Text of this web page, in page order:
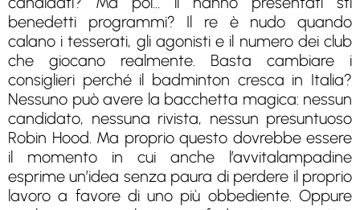
benedetti programmi? Il re è nudo quando
calano i tesserati, gli agonisti e il numero dei club
che giocano realmente. Basta cambiare i
consiglieri perché il badminton cresca in Italia?
Nessuno può avere la bacchetta magica: nessun
candidato, nessuna rivista, nessun presuntuoso
Robin Hood. Ma proprio questo dovrebbe essere
il momento in cui anche l’avvitalampadine
esprime un’idea senza paura di perdere il proprio
lavoro a favore di uno più obbediente. Oppure